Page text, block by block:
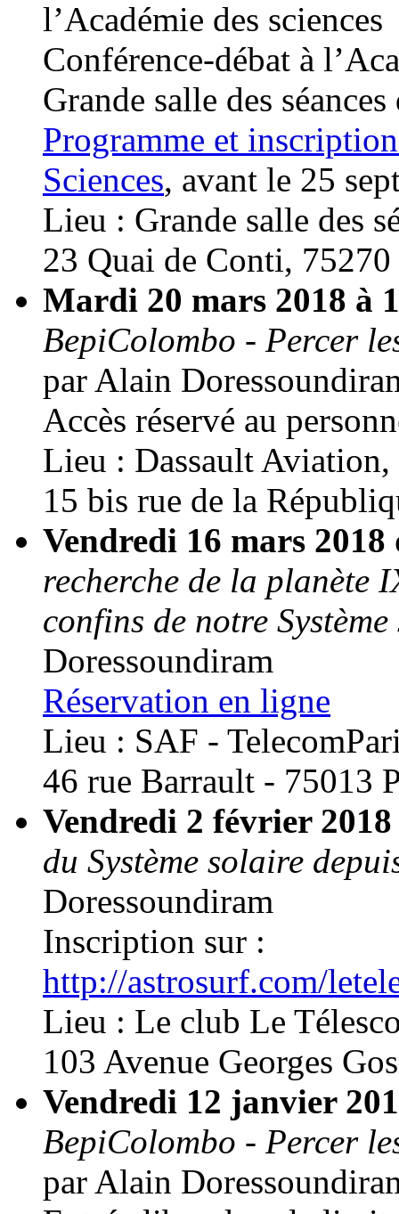
l’Académie des sciences
Conférence-débat à
Grande salle des
Programme et
Sciences, avant le 25
Lieu : Grande salle des
23 Quai de Conti, 75270
Mardi 20 mars 2018 à
BepiColombo - Percer
par Alain
Accès réservé au
Lieu : Dassault Aviation,
15 bis rue de la
Vendredi 16 mars
recherche de la planète
confins de notre
Doressoundiram
Réservation en ligne
Lieu : SAF -
46 rue Barrault - 75013
Vendredi 2 février
du Système solaire
Doressoundiram
Inscription sur :
http://astrosurf.com/
Lieu : Le club Le
103 Avenue Georges
Vendredi 12 janvier
BepiColombo - Percer
par Alain